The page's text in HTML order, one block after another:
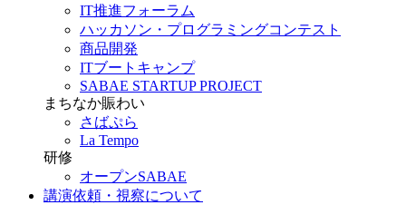
IT推進フォーラム
ハッカソン・プログラミングコンテスト
商品開発
ITブートキャンプ
SABAE STARTUP PROJECT
まちなか賑わい
さばぷら
La Tempo
研修
オープンSABAE
講演依頼・視察について